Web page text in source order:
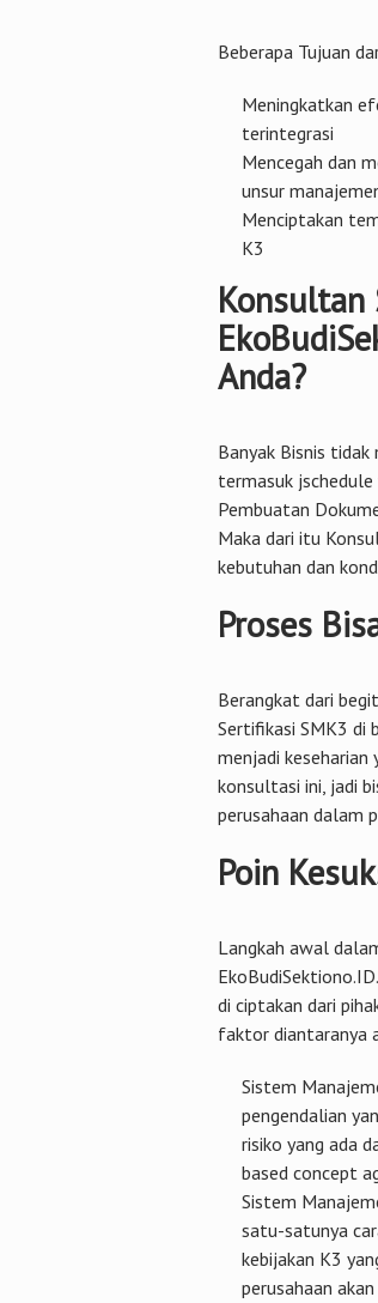
Beberapa Tujuan
Meningkatkan
terintegrasi
Mencegah dan
unsur
Menciptakan
K3
Konsultan
Anda?
Banyak Bisnis
termasuk
Pembuatan
Maka dari itu
kebutuhan dan
Proses
Berangkat dari
Sertifikasi SMK3 di
menjadi keseharian
konsultasi ini, jadi
perusahaan dalam
Poin
Langkah awal
di ciptakan dari
faktor diantaranya
Sistem
pengendalian
risiko yang ada
based concept
Sistem
satu-satunya
kebijakan K3
perusahaan